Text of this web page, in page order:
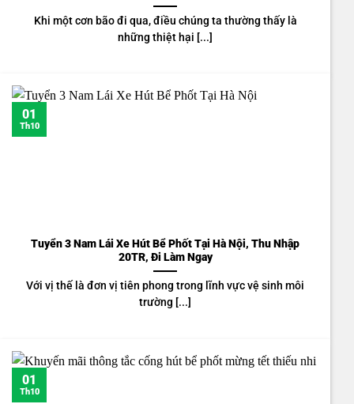
Khi một cơn bão đi qua, điều chúng ta thường thấy là
những thiệt hại [...]
Tuyển 3 Nam Lái Xe Hút Bể Phốt Tại Hà Nội, Thu Nhập
20TR, Đi Làm Ngay
Với vị thế là đơn vị tiên phong trong lĩnh vực vệ sinh môi
trường [...]
01
Th10
01
Th10